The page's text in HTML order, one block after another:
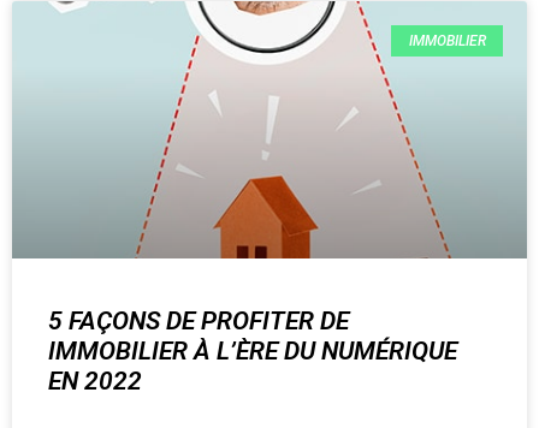
IMMOBILIER
5 FAÇONS DE PROFITER DE
IMMOBILIER À L’ÈRE DU NUMÉRIQUE
EN 2022